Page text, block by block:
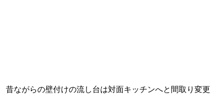
昔ながらの壁付けの流し台は対面キッチンへと間取り変更